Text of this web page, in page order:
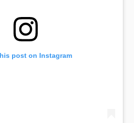
post on Instagram